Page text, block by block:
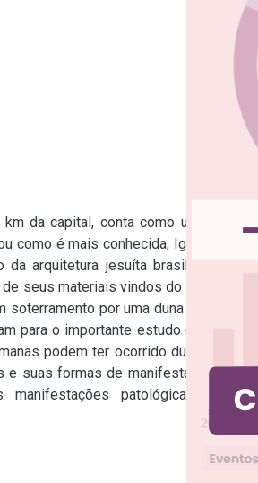
da capital, conta como um dos
como é mais conhecida, Igreja de
arquitetura jesuíta brasileira. A
seus materiais vindos do Estado
por uma duna móvel.
para o importante estudo de seu
podem ter ocorrido durante a
e suas formas de manifestação. A
patológicas que